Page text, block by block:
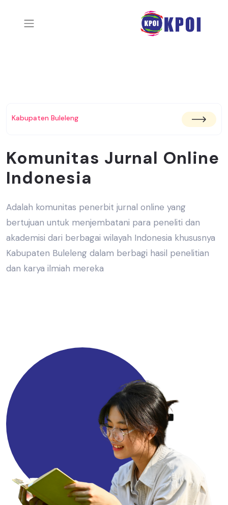
Kabupaten Buleleng
Komunitas Jurnal Online
Indonesia
Adalah komunitas penerbit jurnal online yang
bertujuan untuk menjembatani para peneliti dan
akademisi dari berbagai wilayah Indonesia khususnya
Kabupaten Buleleng dalam berbagi hasil penelitian
dan karya ilmiah mereka